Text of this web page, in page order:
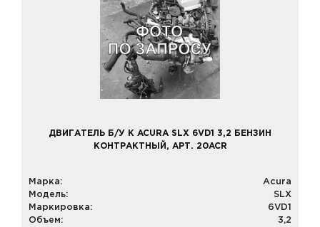
ДВИГАТЕЛЬ Б/У К ACURA SLX 6VD1 3,2 БЕНЗИН
КОНТРАКТНЫЙ, АРТ. 20ACR
Марка:
Acura
Модель:
SLX
Маркировка:
6VD1
Объем:
3,2